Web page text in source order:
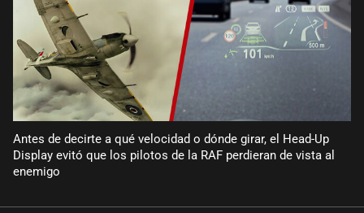
Antes de decirte a qué velocidad o dónde girar, el Head-Up
Display evitó que los pilotos de la RAF perdieran de vista al
enemigo